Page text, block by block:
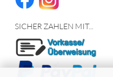
SICHER ZAHLEN MIT...